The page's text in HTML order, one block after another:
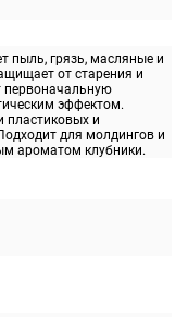
пыль, грязь, масляные и
от старения и
первоначальную
эффектом.
пластиковых и
для молдингов и
ароматом клубники.